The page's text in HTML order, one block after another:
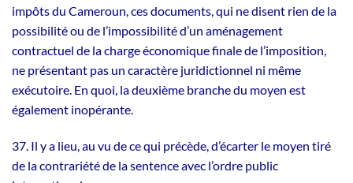
impôts du Cameroun, ces documents, qui ne disent rien de la
possibilité ou de l’impossibilité d’un aménagement
contractuel de la charge économique finale de l’imposition,
ne présentant pas un caractère juridictionnel ni même
exécutoire. En quoi, la deuxième branche du moyen est
également inopérante.
37. Il y a lieu, au vu de ce qui précède, d’écarter le moyen tiré
de la contrariété de la sentence avec l’ordre public